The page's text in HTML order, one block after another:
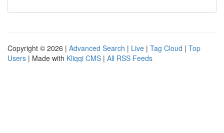
Copyright © 2026 | Advanced Search | Live | Tag Cloud | Top
Users | Made with Kliqqi CMS | All RSS Feeds